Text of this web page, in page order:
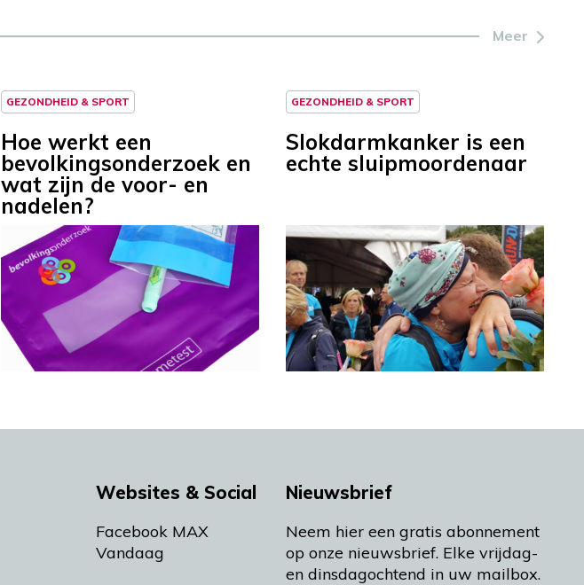
Meer
GEZONDHEID & SPORT
Hoe werkt een
bevolkingsonderzoek en
wat zijn de voor- en
nadelen?
GEZONDHEID & SPORT
Slokdarmkanker is een
echte sluipmoordenaar
Websites & Social
Facebook MAX
Vandaag
Nieuwsbrief
Neem hier een gratis abonnement
op onze nieuwsbrief. Elke vrijdag-
en dinsdagochtend in uw mailbox.